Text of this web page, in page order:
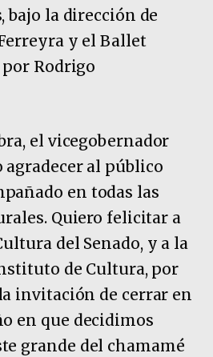
bajo la dirección de
y el Ballet
Rodrigo
el vicegobernador
agradecer al público
en todas las
Quiero felicitar a
del Senado, y a la
de Cultura, por
invitación de cerrar en
en que decidimos
grande del chamamé